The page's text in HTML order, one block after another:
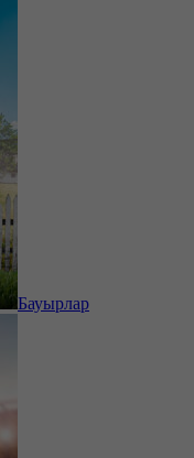
Бауырлар